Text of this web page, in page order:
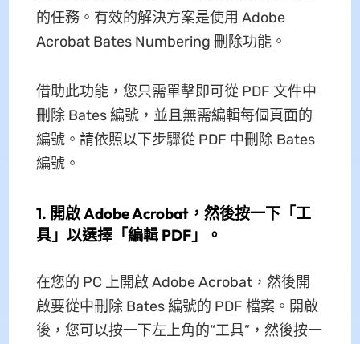
的任務。有效的解決方案是使用 Adob​​e
Acrobat Bates Numbering 刪除功能。
借助此功能，您只需單擊即可從 PDF 文件中
刪除 Bates 編號，並且無需編輯每個頁面的
編號。請依照以下步驟從 PDF 中刪除 Bates
編號。
1. 開啟 Adob​​e Acrobat，然後按一下「工
具」以選擇「編輯 PDF」。
在您的 PC 上開啟 Adob​​e Acrobat，然後開
啟要從中刪除 Bates 編號的 PDF 檔案。開啟
後，您可以按一下左上角的“工具”，然後按一